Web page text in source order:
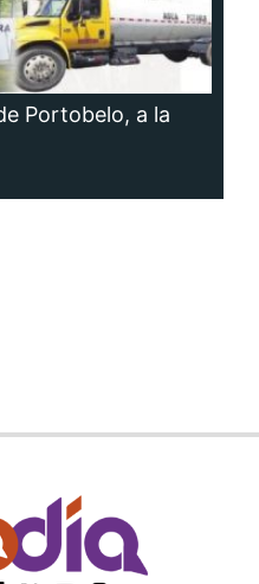
Portobelo, a la